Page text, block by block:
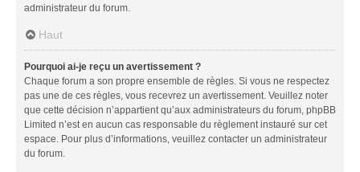
administrateur du forum.
Haut
Pourquoi ai-je reçu un avertissement ?
Chaque forum a son propre ensemble de règles. Si vous ne respectez
pas une de ces règles, vous recevrez un avertissement. Veuillez noter
que cette décision n’appartient qu’aux administrateurs du forum, phpBB
Limited n’est en aucun cas responsable du règlement instauré sur cet
espace. Pour plus d’informations, veuillez contacter un administrateur
du forum.